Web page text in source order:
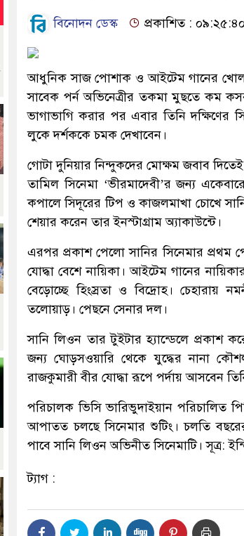
বিনোদন ডেস্ক প্রকাশিত :
আধুনিক সাজ পোশাক ও আইটেম গানের
সাবেক পর্ন অভিনেত্রীর তকমা মুছতে কম
ভাগাভাগি করার পর এবার তিনি দক্ষিণের
লুকে দর্শককে চমক দেখাবেন।
গোটা দুনিয়ার নিন্দুকদের মোক্ষম জবাব
তামিল সিনেমা ‘ভীরমাদেবী’র জন্য
কপালে সিদূরের টিপ ও কাজলমাখা চোখে
শেয়ার করেন তার ইনস্টাগ্রাম অ্যাকাউন্টে।
এরপর প্রকাশ পেলো সানির সিনেমার প্রথম
যোদ্ধা বেশে নায়িকা। আইটেম গানের
বেড়োচ্ছে হিংস্রতা ও বিদ্রোহ।
তলোয়াড়। পেছনে সেনার দল।
সানি লিওন তার টুইটার হ্যান্ডেলে প্রকাশ
জন্য ঘোড়সওয়ারি থেকে যুদ্ধের নানা
রাজকুমারী বীর যোদ্ধা রূপে পর্দায় আসবেন
পরিচালক ভিসি ভারিভুদাইয়ান পরিচালিত
আপাতত চলছে সিনেমার শুটিং। চলতি
পাবে সানি লিওন অভিনীত সিনেমাটি। সূত্র:
ট্যাগ :